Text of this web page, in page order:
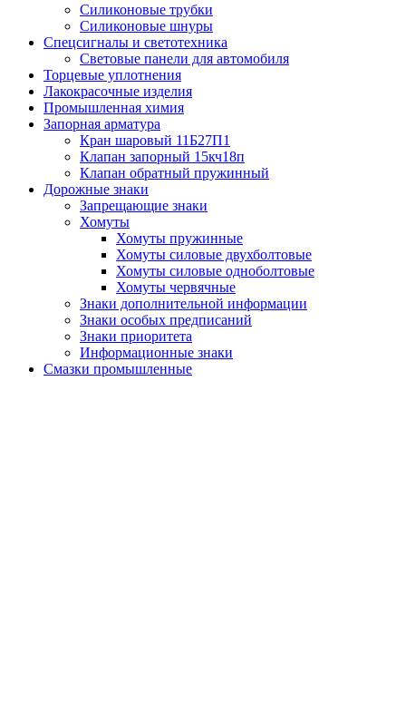
Силиконовые трубки
Силиконовые шнуры
Спецсигналы и светотехника
Световые панели для автомобиля
Торцевые уплотнения
Лакокрасочные изделия
Промышленная химия
Запорная арматура
Кран шаровый 11Б27П1
Клапан запорный 15кч18п
Клапан обратный пружинный
Дорожные знаки
Запрещающие знаки
Хомуты
Хомуты пружинные
Хомуты силовые двухболтовые
Хомуты силовые одноболтовые
Хомуты червячные
Знаки дополнительной информации
Знаки особых предписаний
Знаки приоритета
Информационные знаки
Смазки промышленные